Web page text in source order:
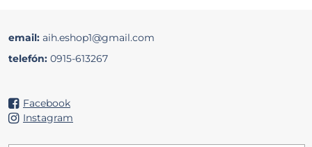
email: aih.eshop1@gmail.com
telefón: 0915-613267
Facebook
Instagram